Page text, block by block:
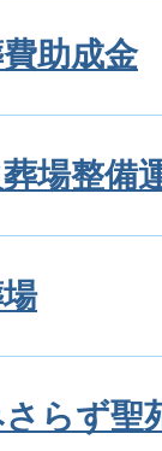
助成金
場整備
さらず聖